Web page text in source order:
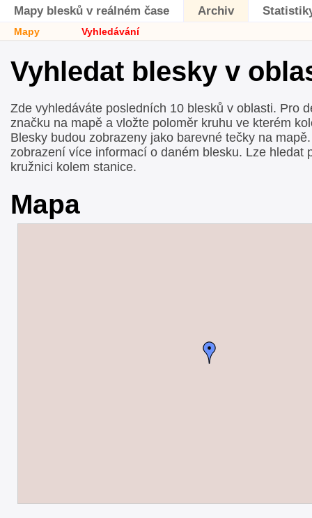
Mapy blesků v reálném čase Archiv
Mapy Vyhledávání
Vyhledat blesky v
Zde vyhledáváte posledních 10 blesků v oblasti. Pro
značku na mapě a vložte poloměr kruhu ve kterém
Blesky budou zobrazeny jako barevné tečky na
zobrazení více informací o daném blesku. Lze hledat
kružnici kolem stanice.
Mapa